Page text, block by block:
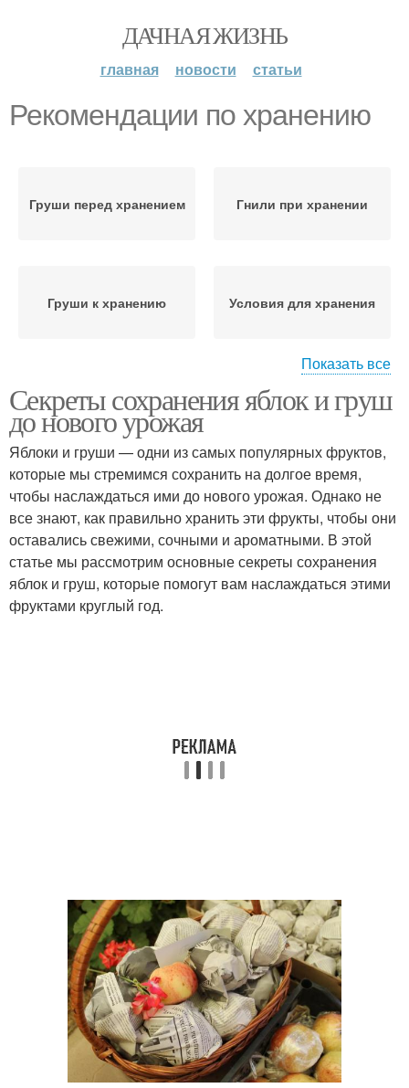
ДАЧНАЯ ЖИЗНЬ
главная новости статьи
Рекомендации по хранению
Груши перед хранением Гнили при хранении
Груши к хранению Условия для хранения
хранением
Пакеты для хранения
Яблоки для
длительного хранения
Общие рекомендации
Холодное хранение
Показать все
Секреты сохранения яблок и груш
до нового урожая
Яблоки и груши — одни из самых популярных фруктов,
которые мы стремимся сохранить на долгое время,
чтобы наслаждаться ими до нового урожая. Однако не
все знают, как правильно хранить эти фрукты, чтобы они
оставались свежими, сочными и ароматными. В этой
статье мы рассмотрим основные секреты сохранения
яблок и груш, которые помогут вам наслаждаться этими
фруктами круглый год.